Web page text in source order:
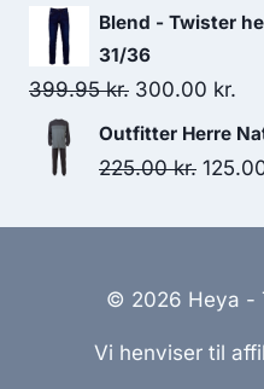
price
was:
350.00 kr..
Blend - Twister
31/36
399.95kr. Original
price
was:
300.00 kr.
is:
Outfitter Herre
225.00kr.
© 2026 Heya -
Vi henviser til